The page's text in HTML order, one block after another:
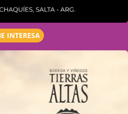
INTERESA